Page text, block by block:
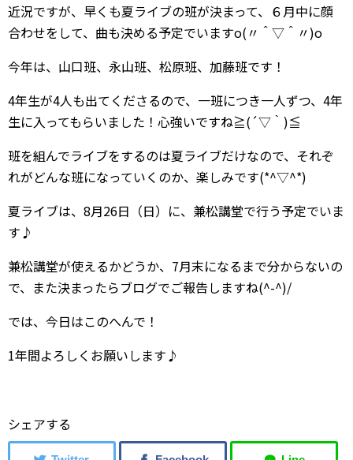
近況ですが、早くも夏ライブの班が決まって、６月中に顔
合わせをして、曲も決める予定でいますo(〃＾▽＾〃)o
今年は、山口班、永山班、松原班、加藤班です！
4年生が4人も出てくださるので、一班につき一人ずつ、4年
生に入ってもらいました！心強いですね≧(´▽｀)≦
班を組んでライブをするのは夏ライブだけなので、それぞ
れがどんな班になっていくのか、楽しみです(*^▽^*)
夏ライブは、8月26日（日）に、兼松講堂で行う予定でいま
す♪
兼松講堂が使えるかどうか、7月末になるまで分からないの
で、また決まったらブログでご報告しますね(^-^)/
では、今日はこのへんで！
1年間よろしくお願いします♪
シェアする